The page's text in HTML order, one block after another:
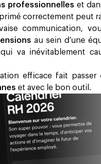
professionnelleset
correctement peut
communication,
au sein d’une
va inévitablement
efficace fait passer
et avec le bon outil.